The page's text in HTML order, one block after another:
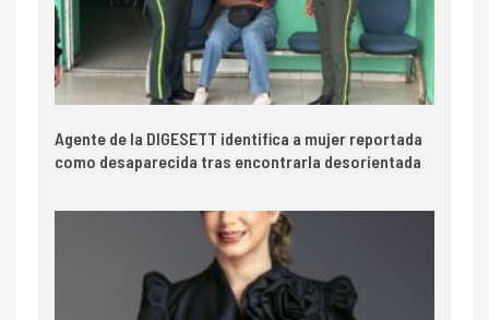
Agente de la DIGESETT identifica a mujer reportada
como desaparecida tras encontrarla desorientada